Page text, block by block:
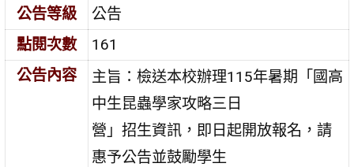
公告等級
公告
點閱次數
161
公告內容
主旨：檢送本校辦理115年暑期「國高
中生昆蟲學家攻略三日
營」招生資訊，即日起開放報名，請
惠予公告並鼓勵學生